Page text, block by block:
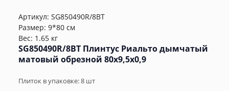
Артикул: SG850490R/8BT
Размер: 9*80 см
Вес: 1.65 кг
SG850490R/8BT Плинтус Риальто дымчатый
матовый обрезной 80x9,5x0,9
Плиток в упаковке:8 шт